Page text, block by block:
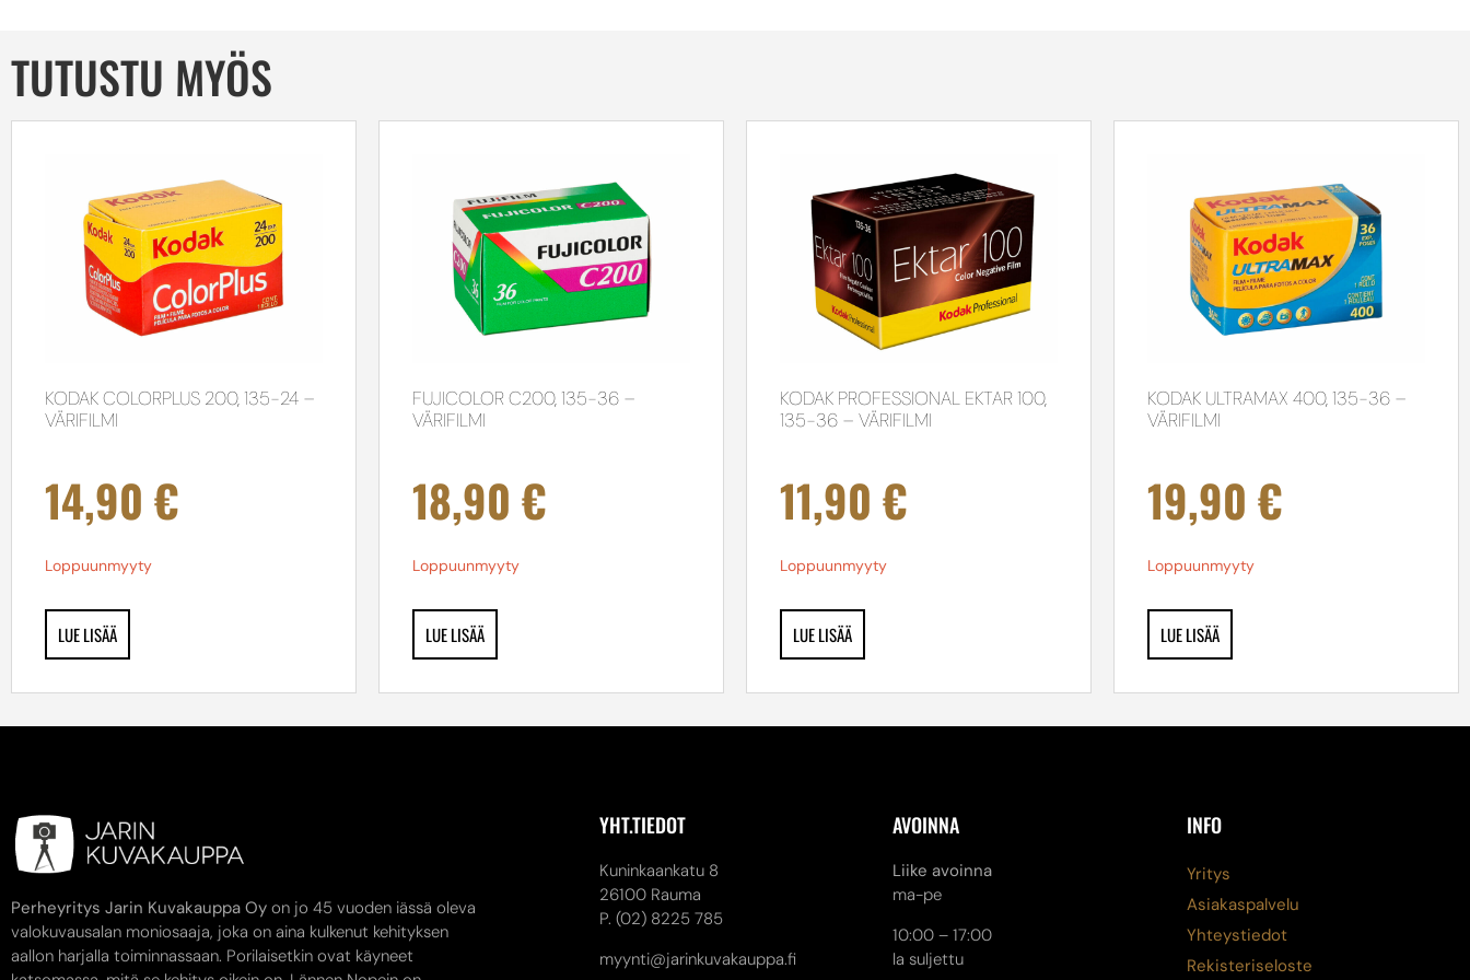
TUTUSTU MYÖS
KODAK COLORPLUS 200, 135-24 –
VÄRIFILMI
14,90 €
Loppuunmyyty
LUE LISÄÄ
FUJICOLOR C200, 135-36 –
VÄRIFILMI
18,90 €
Loppuunmyyty
LUE LISÄÄ
KODAK PROFESSIONAL EKTAR 100,
135-36 – VÄRIFILMI
11,90 €
Loppuunmyyty
LUE LISÄÄ
KODAK ULTRAMAX 400, 135-36 –
VÄRIFILMI
19,90 €
Loppuunmyyty
LUE LISÄÄ
Perheyritys Jarin Kuvakauppa Oy on jo 45 vuoden iässä oleva
valokuvausalan moniosaaja, joka on aina kulkenut kehityksen
aallon harjalla toiminnassaan. Porilaisetkin ovat käyneet
YHT.TIEDOT
Kuninkaankatu 8
26100 Rauma
P. (02) 8225 785
myynti@jarinkuvakauppa.fi
AVOINNA
Liike avoinna
ma-pe
10:00 – 17:00
la suljettu
INFO
Yritys
Asiakaspalvelu
Yhteystiedot
Rekisteriseloste